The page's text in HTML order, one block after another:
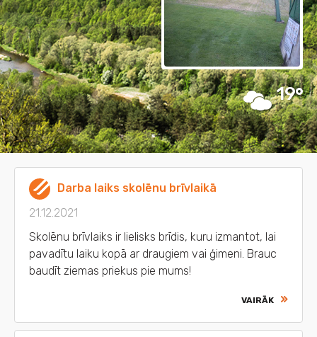
19
Darba laiks skolēnu brīvlaikā
21.12.2021
Skolēnu brīvlaiks ir lielisks brīdis, kuru izmantot, lai
pavadītu laiku kopā ar draugiem vai ģimeni. Brauc
baudīt ziemas priekus pie mums!
VAIRĀK